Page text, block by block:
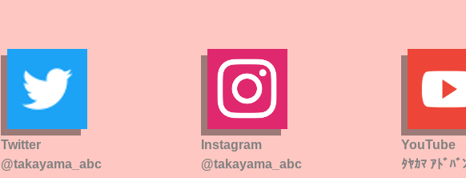
Twitter
@takayama_abc
Instagram
@takayama_abc
YouTube
ﾀﾔｶﾏ ｱﾄﾞﾊﾞ